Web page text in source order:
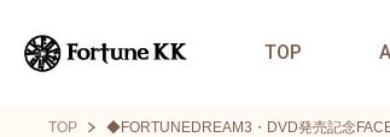
TOP
TOP ◆FORTUNEDREAM3・DVD発売記念